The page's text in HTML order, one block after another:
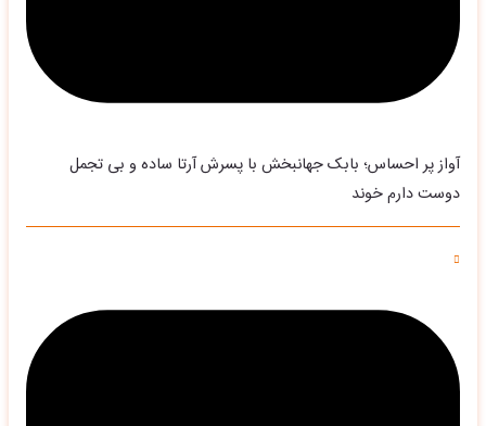
آواز پر احساس؛ بابک جهانبخش با پسرش آرتا ساده و بی تجمل
دوست دارم خوند